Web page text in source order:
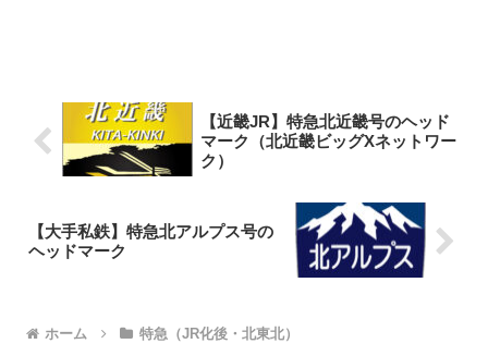
【近畿JR】特急北近畿号のヘッド
マーク（北近畿ビッグXネットワー
ク）
【大手私鉄】特急北アルプス号の
ヘッドマーク
ホーム 特急（JR化後・北東北）